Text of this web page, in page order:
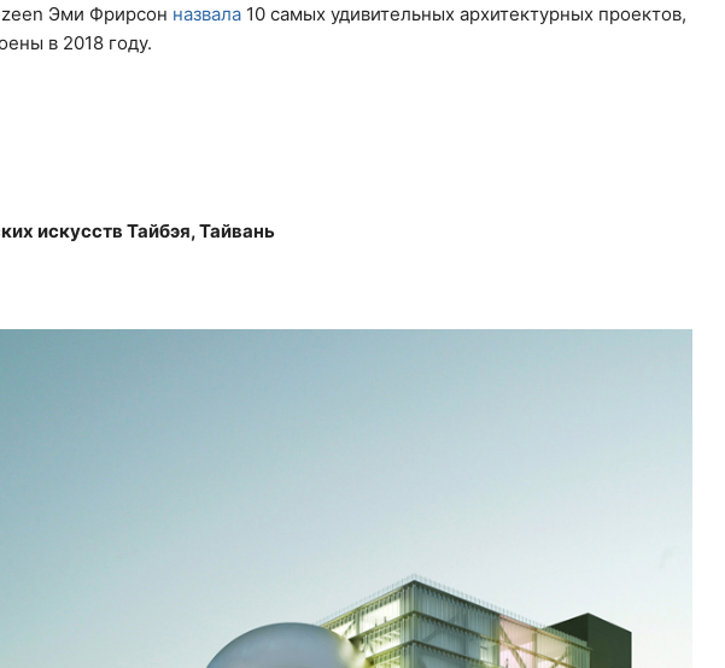
Эми Фрирсон назвала 10 самых удивительных архитектурных проектов,
в 2018 году.
искусств Тайбэя, Тайвань